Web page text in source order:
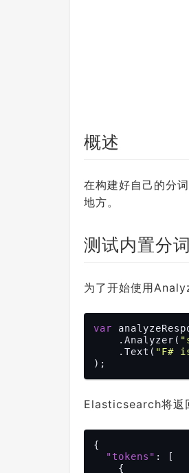
概述
在构建好自己的分
地方。
测试内置分
为了开始使用
var
    .Analyzer(
    .Text(
"F#
Elasticsearch将返
{
"tokens" : [